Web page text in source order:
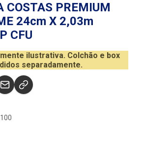
COSTAS PREMIUM
24cm X 2,03m
CFU
ilustrativa. Colchão e box
separadamente.